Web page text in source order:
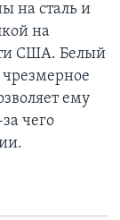
на сталь и
на
США. Белый
ему
чего